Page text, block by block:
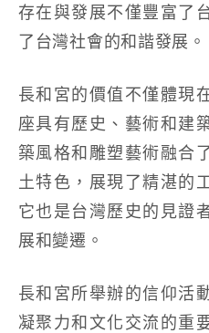
存在與發展不僅豐富了
了台灣社會的和諧發展。
長和宮的價值不僅體現
座具有歷史、藝術和建
築風格和雕塑藝術融合
土特色，展現了精湛的
它也是台灣歷史的見證
展和變遷。
長和宮所舉辦的信仰活
凝聚力和文化交流的重